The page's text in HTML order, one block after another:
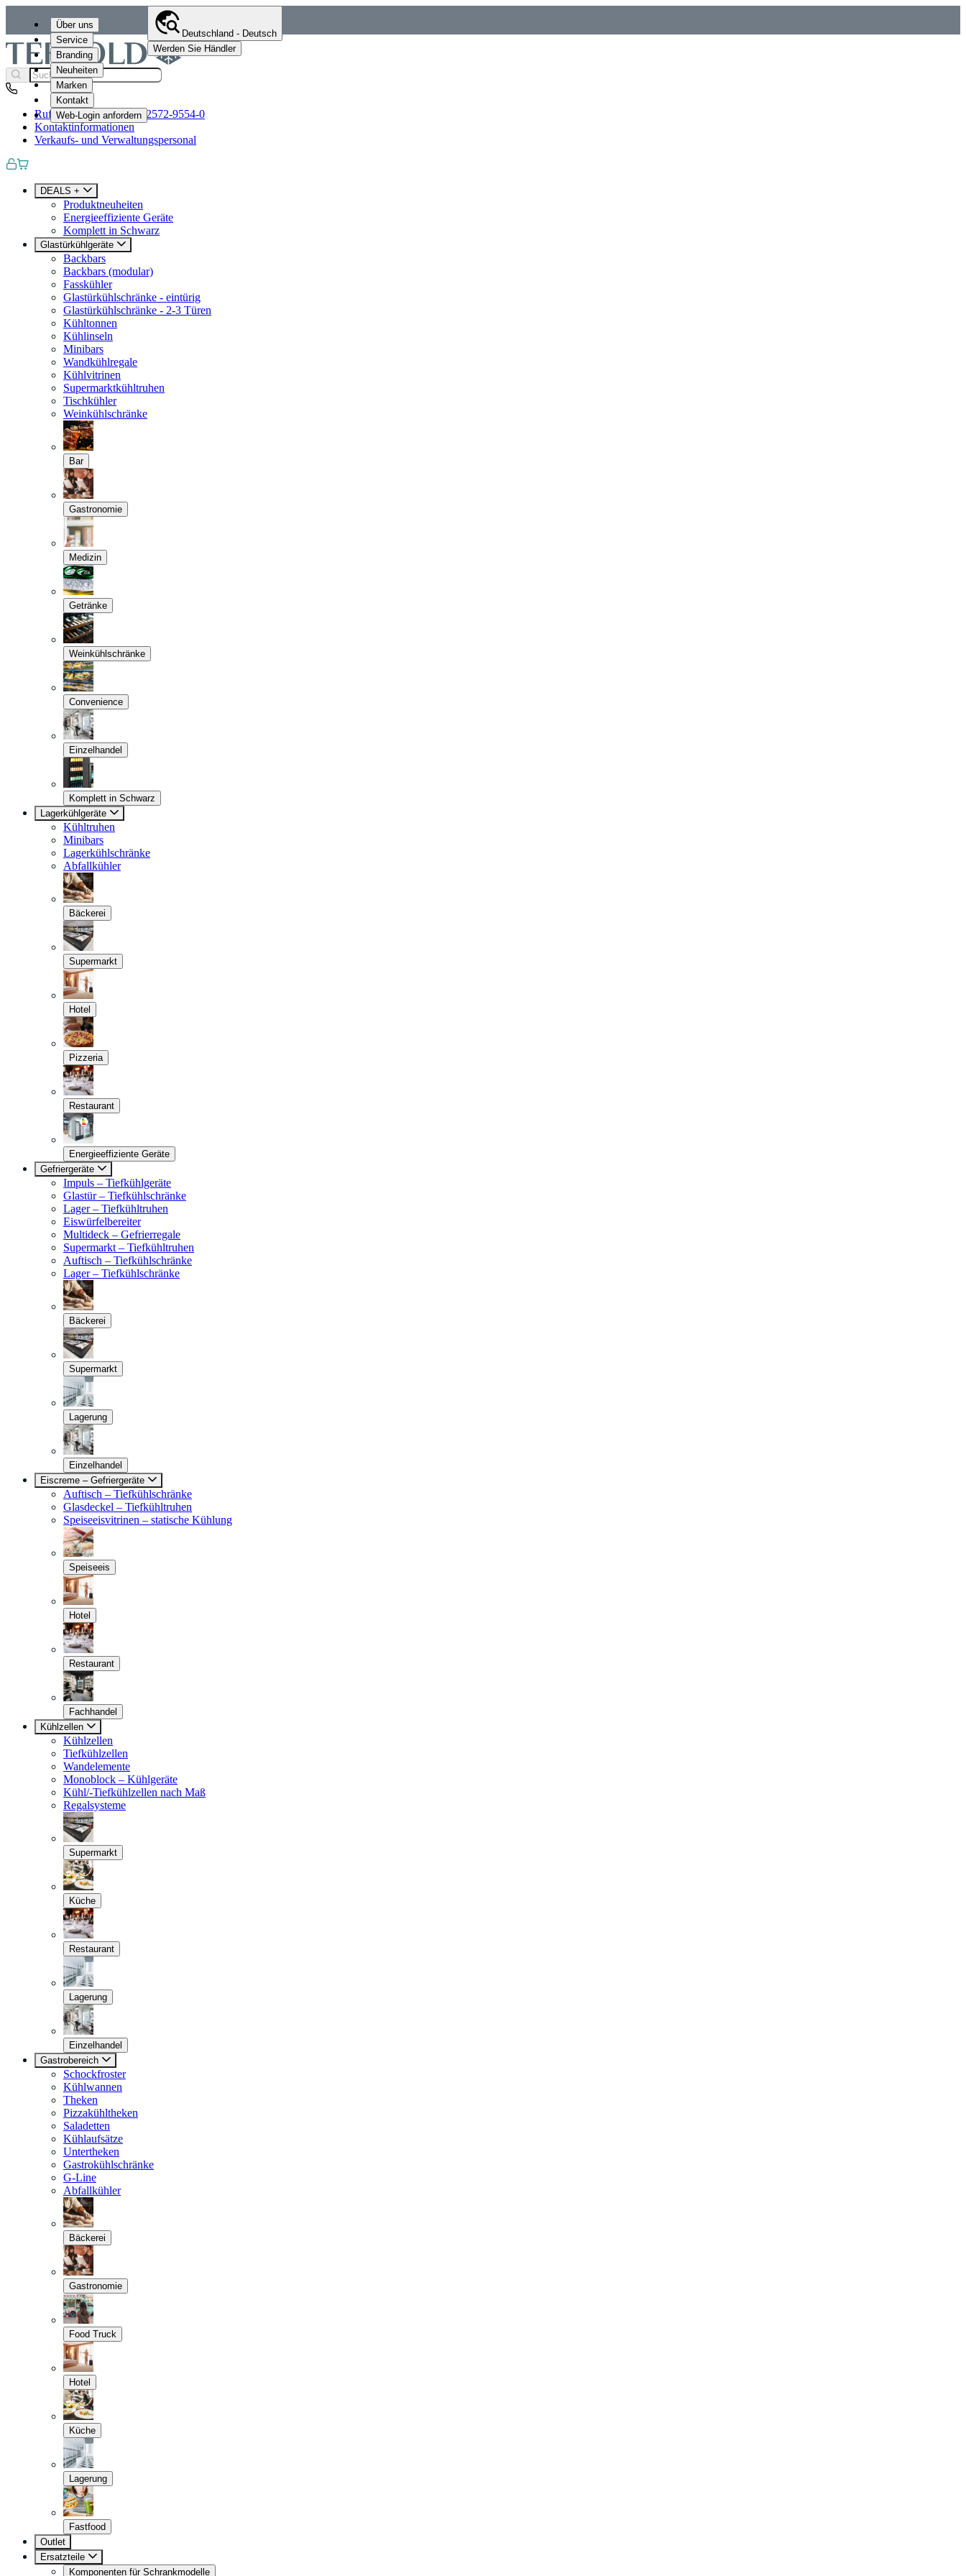
Über uns
Service
Branding
Neuheiten
Marken
Kontakt
Web-Login anfordern
Deutschland - Deutsch
Werden Sie Händler
Rufen Sie uns an+49 (0)2572-9554-0
Kontaktinformationen
Verkaufs- und Verwaltungspersonal
DEALS +
Produktneuheiten
Energieeffiziente Geräte
Komplett in Schwarz
Glastürkühlgeräte
Backbars
Backbars (modular)
Fasskühler
Glastürkühlschränke - eintürig
Glastürkühlschränke - 2-3 Türen
Kühltonnen
Kühlinseln
Minibars
Wandkühlregale
Kühlvitrinen
Supermarktkühltruhen
Tischkühler
Weinkühlschränke
Bar
Gastronomie
Medizin
Getränke
Weinkühlschränke
Convenience
Einzelhandel
Komplett in Schwarz
Lagerkühlgeräte
Kühltruhen
Minibars
Lagerkühlschränke
Abfallkühler
Bäckerei
Supermarkt
Hotel
Pizzeria
Restaurant
Energieeffiziente Geräte
Gefriergeräte
Impuls – Tiefkühlgeräte
Glastür – Tiefkühlschränke
Lager – Tiefkühltruhen
Eiswürfelbereiter
Multideck – Gefrierregale
Supermarkt – Tiefkühltruhen
Auftisch – Tiefkühlschränke
Lager – Tiefkühlschränke
Bäckerei
Supermarkt
Lagerung
Einzelhandel
Eiscreme – Gefriergeräte
Auftisch – Tiefkühlschränke
Glasdeckel – Tiefkühltruhen
Speiseeisvitrinen – statische Kühlung
Speiseeis
Hotel
Restaurant
Fachhandel
Kühlzellen
Kühlzellen
Tiefkühlzellen
Wandelemente
Monoblock – Kühlgeräte
Kühl/-Tiefkühlzellen nach Maß
Regalsysteme
Supermarkt
Küche
Restaurant
Lagerung
Einzelhandel
Gastrobereich
Schockfroster
Kühlwannen
Theken
Pizzakühltheken
Saladetten
Kühlaufsätze
Untertheken
Gastrokühlschränke
G-Line
Abfallkühler
Bäckerei
Gastronomie
Food Truck
Hotel
Küche
Lagerung
Fastfood
Outlet
Ersatzteile
Komponenten für Schrankmodelle